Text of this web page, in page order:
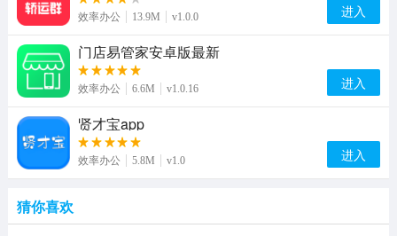
效率办公 13.9M v1.0.0 进入
门店易管家安卓版最新
效率办公 6.6M v1.0.16 进入
贤才宝app
效率办公 5.8M v1.0 进入
猜你喜欢